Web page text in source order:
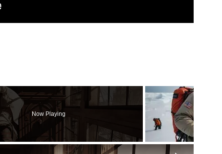
Now Playing